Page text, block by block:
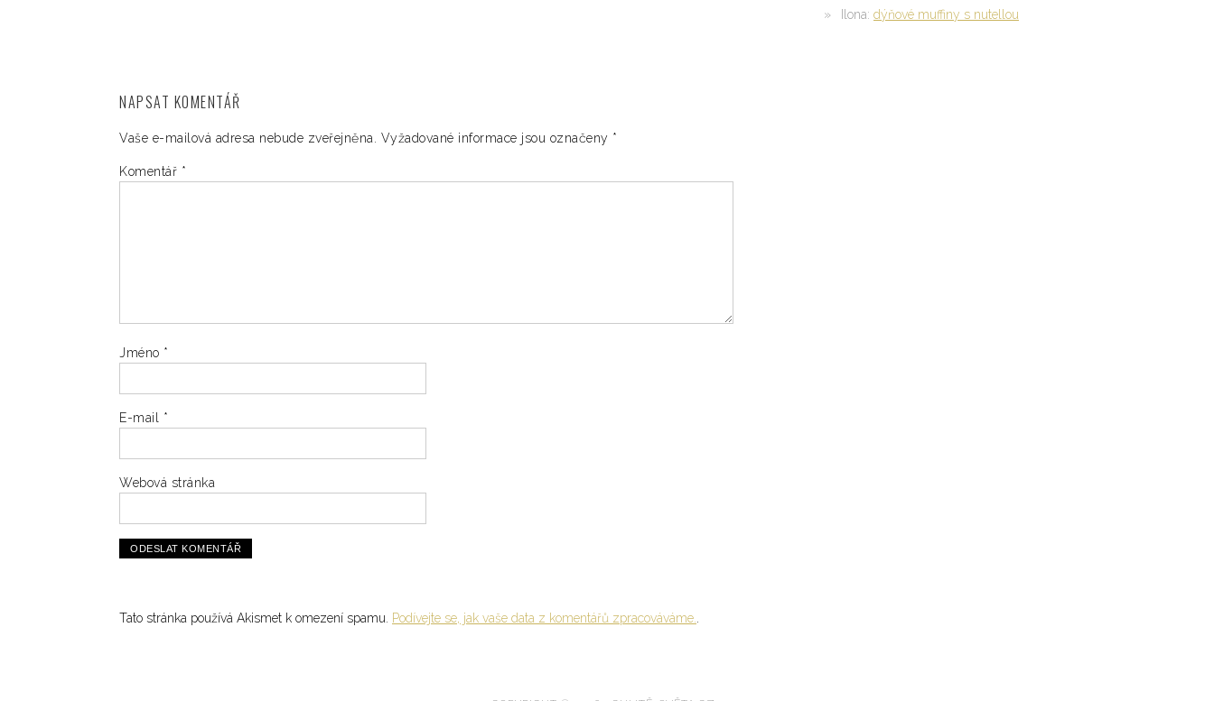
NAPSAT KOMENTÁŘ
Vaše e-mailová adresa nebude zveřejněna. Vyžadované informace jsou označeny *
Komentář *
Jméno *
E-mail *
Webová stránka
Tato stránka používá Akismet k omezení spamu. Podívejte se, jak vaše data z komentářů zpracováváme.
Ilona: dýňové muffiny s nutellou